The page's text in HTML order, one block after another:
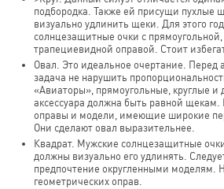
подбородка. Также ей присущи пухлые
визуально удлинить щеки. Для этого
солнцезащитные очки с
трапециевидной оправой. Стоит
Овал. Это идеальное очертание. Перед
задача не нарушить
«Авиаторы», прямоугольные, круглые
аксессуара должна быть равной
оправы и модели, имеющие широкие
Они сделают овал выразительнее.
Квадрат. Мужские солнцезащитные
должны визуально его удлинять.
предпочтение округленными моделям.
геометрических оправ.